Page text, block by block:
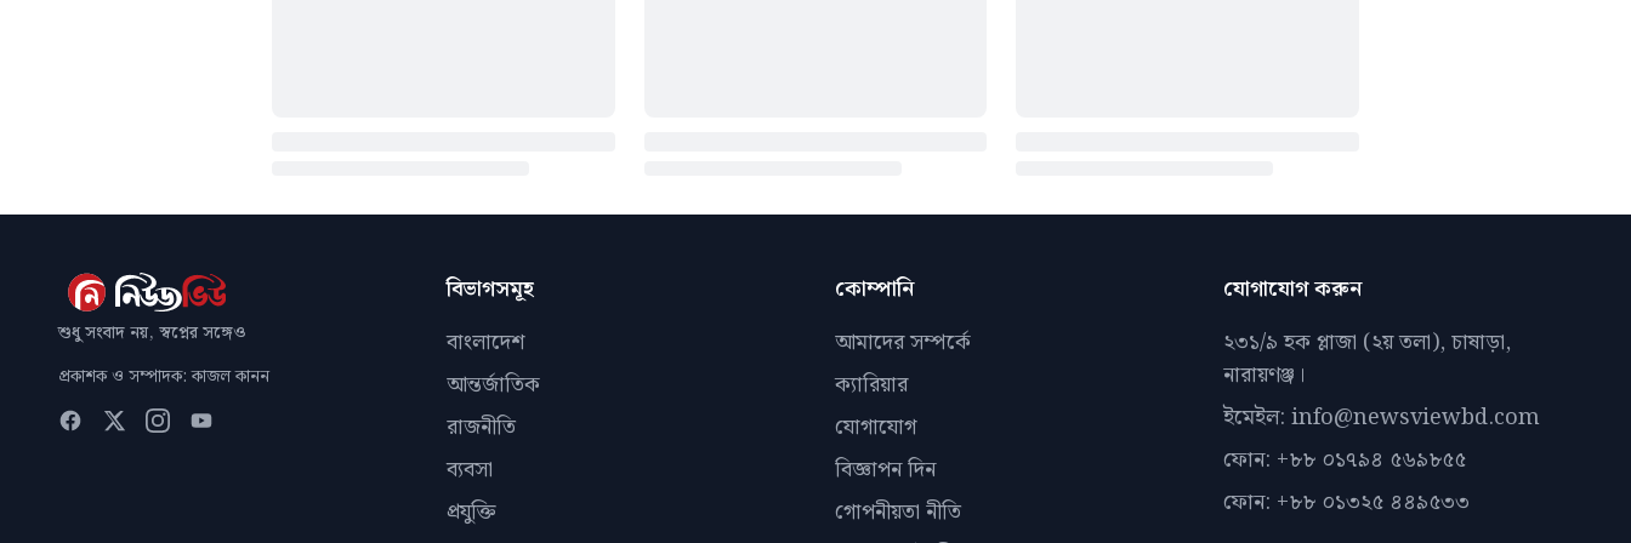
শুধু সংবাদ নয়, স্বপ্নের সঙ্গেও
প্রকাশক ও সম্পাদক: কাজল কানন
বিভাগসমূহ
বাংলাদেশ
আন্তর্জাতিক
রাজনীতি
ব্যবসা
প্রযুক্তি
কোম্পানি
আমাদের সম্পর্কে
ক্যারিয়ার
যোগাযোগ
বিজ্ঞাপন দিন
গোপনীয়তা নীতি
যোগাযোগ করুন
২৩১/৯ হক প্লাজা (২য় তলা), চাষাড়া,
নারায়ণঞ্জ।
ইমেইল: info@newsviewbd.com
ফোন: +৮৮ ০১৭৯৪ ৫৬৯৮৫৫
ফোন: +৮৮ ০১৩২৫ ৪৪৯৫৩৩